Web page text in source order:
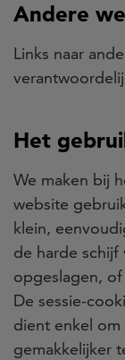
Andere
Links naar
Het
We maken bij
website
klein,
de harde
opgeslagen,
De sessie-
dient enkel
gemakkelijker